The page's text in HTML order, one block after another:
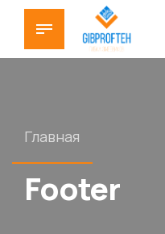
Главная
Footer